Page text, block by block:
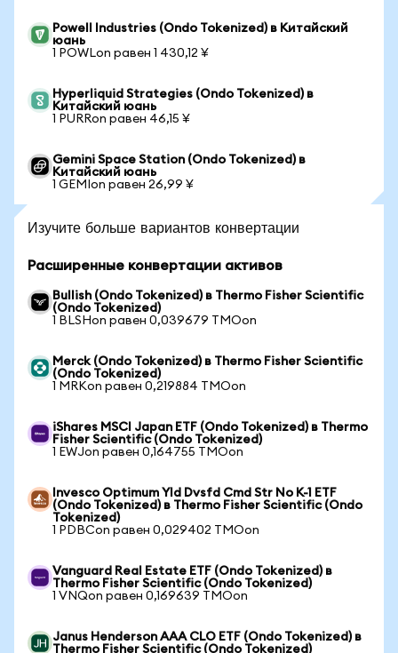
Powell Industries (Ondo Tokenized) в Китайский
юань
1 POWLon равен 1 430,12 ¥
Hyperliquid Strategies (Ondo Tokenized) в
Китайский юань
1 PURRon равен 46,15 ¥
Gemini Space Station (Ondo Tokenized) в
Китайский юань
1 GEMIon равен 26,99 ¥
Изучите больше вариантов конвертации
Расширенные конвертации активов
Bullish (Ondo Tokenized) в Thermo Fisher Scientific
(Ondo Tokenized)
1 BLSHon равен 0,039679 TMOon
Merck (Ondo Tokenized) в Thermo Fisher Scientific
(Ondo Tokenized)
1 MRKon равен 0,219884 TMOon
iShares MSCI Japan ETF (Ondo Tokenized) в Thermo
Fisher Scientific (Ondo Tokenized)
1 EWJon равен 0,164755 TMOon
Invesco Optimum Yld Dvsfd Cmd Str No K-1 ETF
(Ondo Tokenized) в Thermo Fisher Scientific (Ondo
Tokenized)
1 PDBCon равен 0,029402 TMOon
Vanguard Real Estate ETF (Ondo Tokenized) в
Thermo Fisher Scientific (Ondo Tokenized)
1 VNQon равен 0,169639 TMOon
Janus Henderson AAA CLO ETF (Ondo Tokenized) в
Thermo Fisher Scientific (Ondo Tokenized)